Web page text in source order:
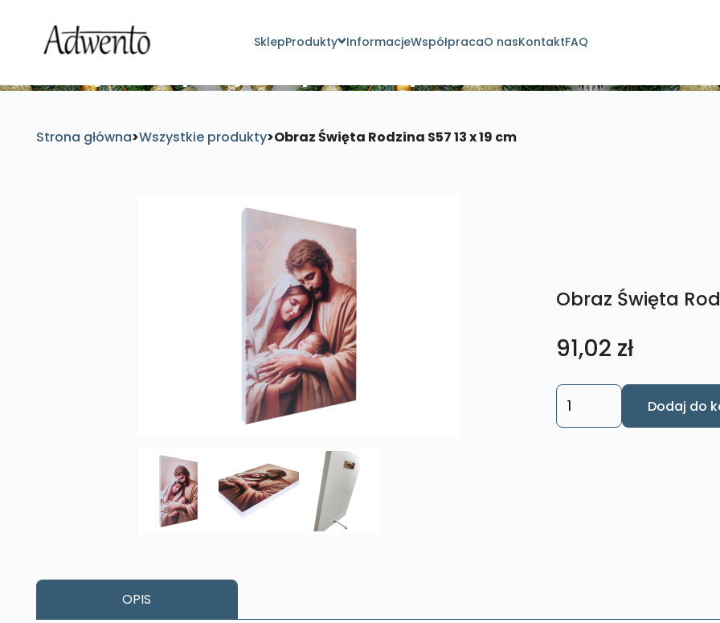
SklepProdukty InformacjeWspółpracaO nasKontaktFAQ
Strona główna>Wszystkie produkty>Obraz Święta Rodzina S57 13 x 19 cm
Obraz Święta
91,02 zł
ilość
Obraz
Dodaj do
OPIS